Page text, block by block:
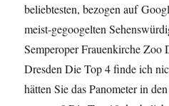
beliebtesten, bezogen auf
meist-gegoogelten
Semperoper Frauenkirche Zoo
Dresden Die Top 4 finde ich
hätten Sie das Panometer in